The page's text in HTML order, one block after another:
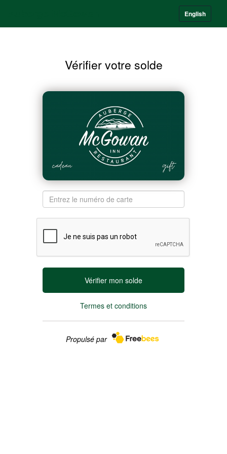
English
Vérifier votre solde
Vérifier mon solde
Termes et conditions
Propulsé par